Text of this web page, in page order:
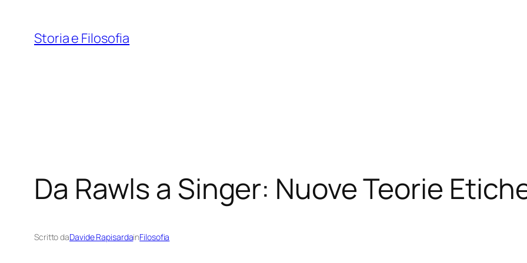
contenuto
Storia e Filosofia
Da Rawls a Singer: Nuove Teorie
Scritto daDavide RapisardainFilosofia